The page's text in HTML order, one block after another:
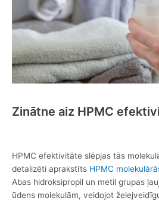
Zinātne aiz HPMC
HPMC efektivitāte slēpjas tās
detalizēti aprakstīts HPMC
Abas hidroksipropil un metil grupas
ūdens molekulām, veidojot